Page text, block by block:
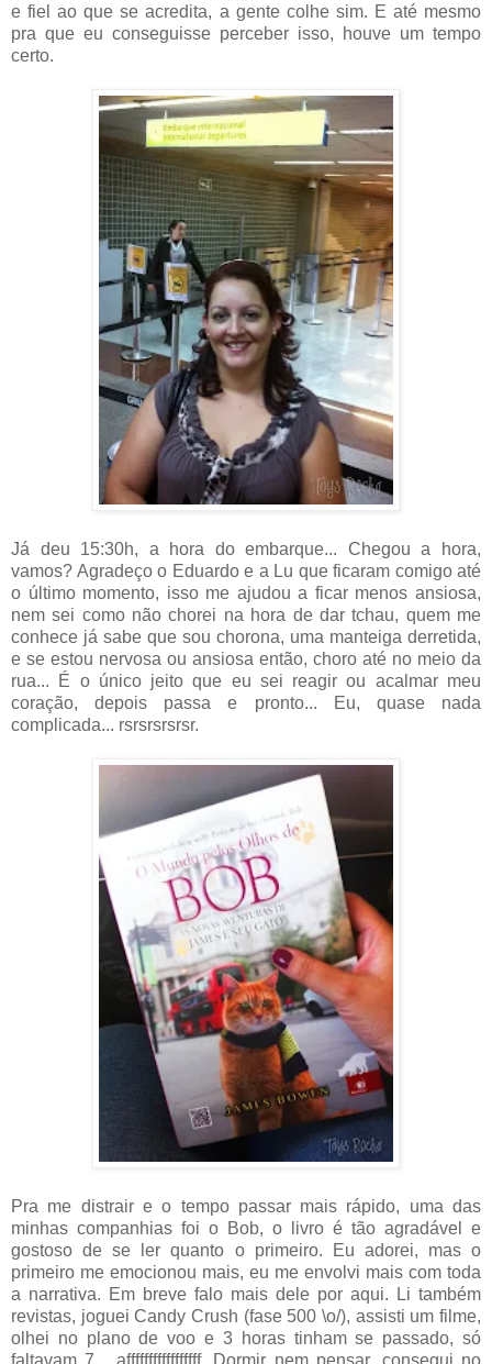
e fiel ao que se acredita, a gente colhe sim. E até mesmo
pra que eu conseguisse perceber isso, houve um tempo
certo.
Já deu 15:30h, a hora do embarque... Chegou a hora,
vamos? Agradeço o Eduardo e a Lu que ficaram comigo até
o último momento, isso me ajudou a ficar menos ansiosa,
nem sei como não chorei na hora de dar tchau, quem me
conhece já sabe que sou chorona, uma manteiga derretida,
e se estou nervosa ou ansiosa então, choro até no meio da
rua... É o único jeito que eu sei reagir ou acalmar meu
coração, depois passa e pronto... Eu, quase nada
complicada... rsrsrsrsrsr.
Pra me distrair e o tempo passar mais rápido, uma das
minhas companhias foi o Bob, o livro é tão agradável e
gostoso de se ler quanto o primeiro. Eu adorei, mas o
primeiro me emocionou mais, eu me envolvi mais com toda
a narrativa. Em breve falo mais dele por aqui. Li também
revistas, joguei Candy Crush (fase 500 \o/), assisti um filme,
olhei no plano de voo e 3 horas tinham se passado, só
faltavam 7... afffffffffffffffff. Dormir nem pensar, consegui no